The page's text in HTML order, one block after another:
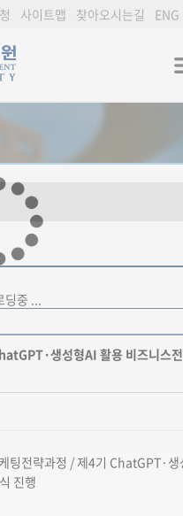
사이트맵 찾아오시는길 ENG
생성형AI 활용 비즈니스전
팅전략과정 / 제4기 ChatGPT·생
진행
딩중 ...